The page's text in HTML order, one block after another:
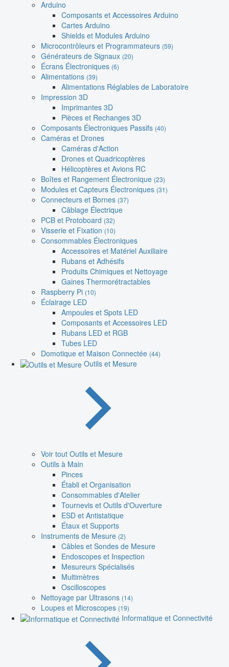
Arduino
Composants et Accessoires Arduino
Cartes Arduino
Shields et Modules Arduino
Microcontrôleurs et Programmateurs (59)
Générateurs de Signaux (20)
Écrans Électroniques (6)
Alimentations (39)
Alimentations Réglables de Laboratoire
Impression 3D
Imprimantes 3D
Pièces et Rechanges 3D
Composants Électroniques Passifs (40)
Caméras et Drones
Caméras d'Action
Drones et Quadricoptères
Hélicoptères et Avions RC
Boîtes et Rangement Électronique (23)
Modules et Capteurs Électroniques (31)
Connecteurs et Bornes (37)
Câblage Électrique
PCB et Protoboard (32)
Visserie et Fixation (10)
Consommables Électroniques
Accessoires et Matériel Auxiliaire
Rubans et Adhésifs
Produits Chimiques et Nettoyage
Gaines Thermorétractables
Raspberry Pi (10)
Éclairage LED
Ampoules et Spots LED
Composants et Accessoires LED
Rubans LED et RGB
Tubes LED
Domotique et Maison Connectée (44)
Outils et Mesure
Voir tout Outils et Mesure
Outils à Main
Pinces
Établi et Organisation
Consommables d'Atelier
Tournevis et Outils d'Ouverture
ESD et Antistatique
Étaux et Supports
Instruments de Mesure (2)
Câbles et Sondes de Mesure
Endoscopes et Inspection
Mesureurs Spécialisés
Multimètres
Oscilloscopes
Nettoyage par Ultrasons (14)
Loupes et Microscopes (19)
Informatique et Connectivité